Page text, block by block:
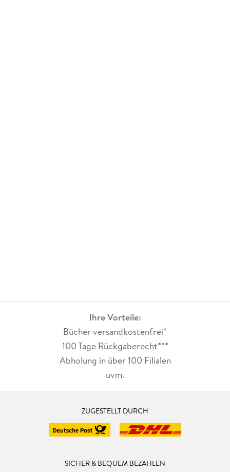
Ihre Vorteile:
Bücher versandkostenfrei*
100 Tage Rückgaberecht***
Abholung in über 100 Filialen
uvm.
ZUGESTELLT DURCH
SICHER & BEQUEM BEZAHLEN